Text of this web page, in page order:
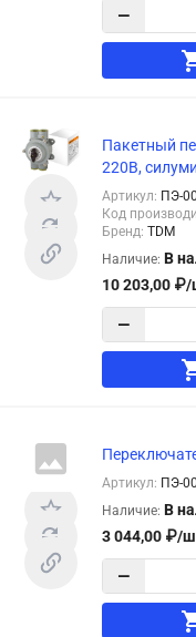
−
Пакетный
220В,
Артикул: ПЭ-
Код
Бренд: TDM
Наличие: В
10 203,00 ₽/
−
Артикул: ПЭ-
Наличие: В
3 044,00 ₽/
−